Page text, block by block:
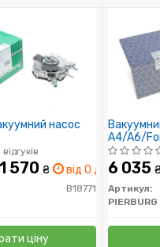
насос
відгуків
570 ₴ від 0 дн.
B18771
ціну
A4/A6/
95-/VW
6 035
Артикул:
PIERBURG